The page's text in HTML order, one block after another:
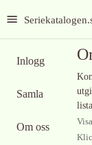
Inlogg
Samla
Om oss